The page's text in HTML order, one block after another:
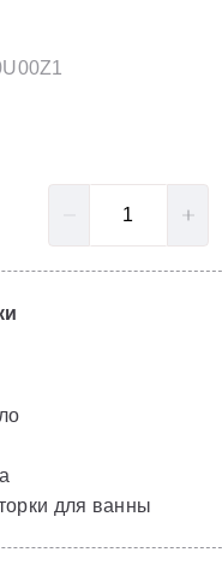
для ванны